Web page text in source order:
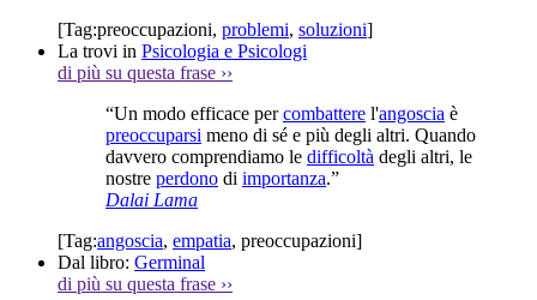
[Tag:preoccupazioni, problemi, soluzioni]
La trovi in Psicologia e Psicologi
di più su questa frase ››
“Un modo efficace percombattere l'angoscia è
preoccuparsi meno di sé e più degli altri. Quando
davvero comprendiamo le difficoltà degli altri, le
nostre perdono di importanza.”
Dalai Lama
[Tag:angoscia, empatia, preoccupazioni]
Dal libro: Germinal
di più su questa frase ››